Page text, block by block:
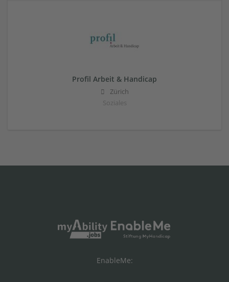
Profil Arbeit & Handicap
Zürich
Soziales
EnableMe: